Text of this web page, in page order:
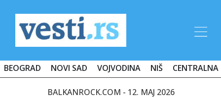
BEOGRAD NOVI SAD VOJVODINA NIŠ CENTRALNA
BALKANROCK.COM - 12. MAJ 2026